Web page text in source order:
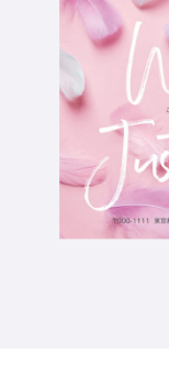
お支払い方法
出荷日・配送
ご利用ガイド
年賀家族について